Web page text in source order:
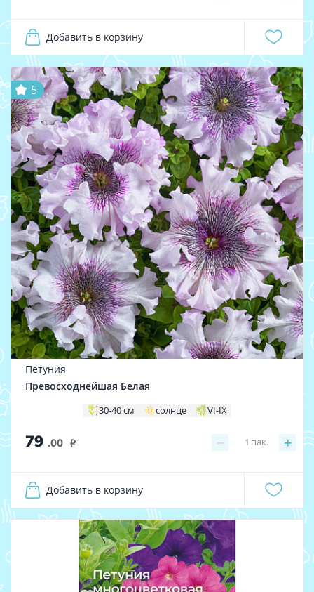
Добавить в корзину
5
Петуния
Превосходнейшая Белая
30-40 см солнце VI-IX
79 .00 i − +
1 пак.
Добавить в корзину